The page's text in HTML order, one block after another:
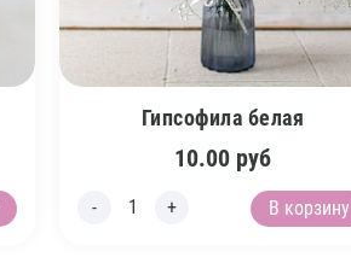
Гипсофила белая
10.00 руб
В корзину